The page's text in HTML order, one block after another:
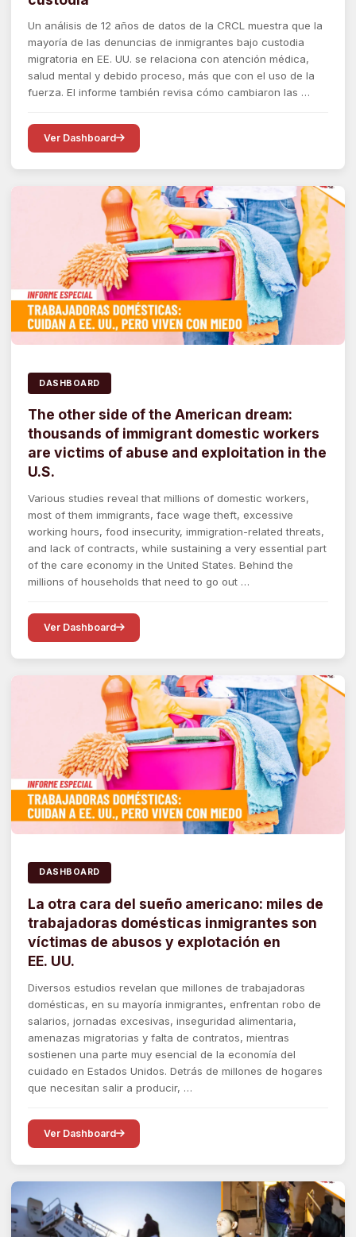
Un análisis de 12 años de datos de la CRCL muestra que la
mayoría de las denuncias de inmigrantes bajo custodia
migratoria en EE. UU. se relaciona con atención médica,
salud mental y debido proceso, más que con el uso de la
fuerza. El informe también revisa cómo cambiaron las …
Ver Dashboard
DASHBOARD
The other side of the American dream:
thousands of immigrant domestic workers
are victims of abuse and exploitation in the
U.S.
Various studies reveal that millions of domestic workers,
most of them immigrants, face wage theft, excessive
working hours, food insecurity, immigration-related threats,
and lack of contracts, while sustaining a very essential part
of the care economy in the United States. Behind the
millions of households that need to go out …
Ver Dashboard
DASHBOARD
La otra cara del sueño americano: miles de
trabajadoras domésticas inmigrantes son
víctimas de abusos y explotación en
EE. UU.
Diversos estudios revelan que millones de trabajadoras
domésticas, en su mayoría inmigrantes, enfrentan robo de
salarios, jornadas excesivas, inseguridad alimentaria,
amenazas migratorias y falta de contratos, mientras
sostienen una parte muy esencial de la economía del
cuidado en Estados Unidos. Detrás de millones de hogares
que necesitan salir a producir, …
Ver Dashboard